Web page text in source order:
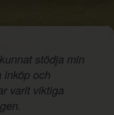
stödja min
inköp och
varit viktiga